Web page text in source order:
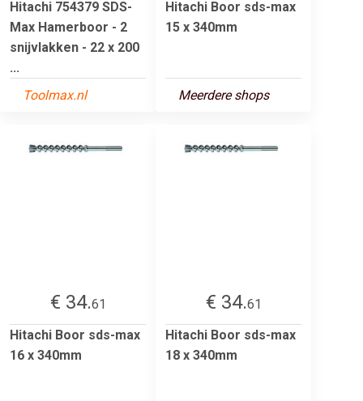
Hitachi 754379 SDS-
Max Hamerboor - 2
snijvlakken - 22 x 200
...
Toolmax.nl
Hitachi Boor sds-max
15 x 340mm
Meerdere shops
€ 34.61
Hitachi Boor sds-max
16 x 340mm
€ 34.61
Hitachi Boor sds-max
18 x 340mm